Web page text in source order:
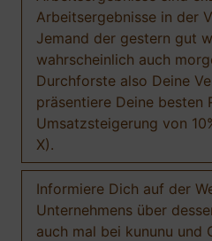
Arbeitsergebnisse in der
Jemand der gestern gut
wahrscheinlich auch
Durchforste also Deine
präsentiere Deine besten
Umsatzsteigerung von
X).
Informiere Dich auf der
Unternehmens über
auch mal bei kununu und